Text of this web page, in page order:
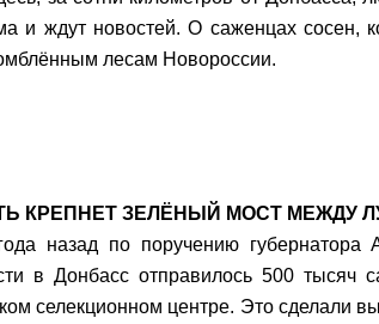
и ждут новостей. О саженцах сосен,
лесам Новороссии.
КРЕПНЕТ ЗЕЛЁНЫЙ МОСТ МЕЖДУ
назад по поручению губернатора
в Донбасс отправилось 500 тысяч
селекционном центре. Это сделали